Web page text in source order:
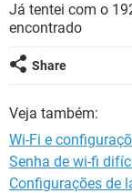
Já tentei com o
encontrado
Share
Veja também:
Wi-Fi e
Senha de wi-fi
Configurações de